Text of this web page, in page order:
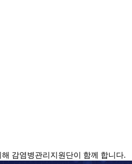
감염병관리지원단이 함께 합니다.